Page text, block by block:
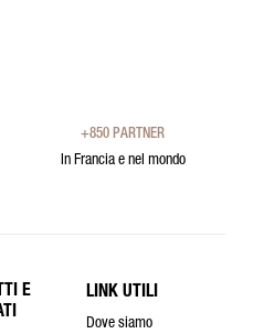
+850 PARTNER
In Francia e nel mondo
E
LINK UTILI
Dove siamo